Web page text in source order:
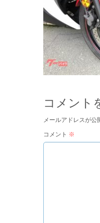
コメント
メールアドレスが公
コメント ※